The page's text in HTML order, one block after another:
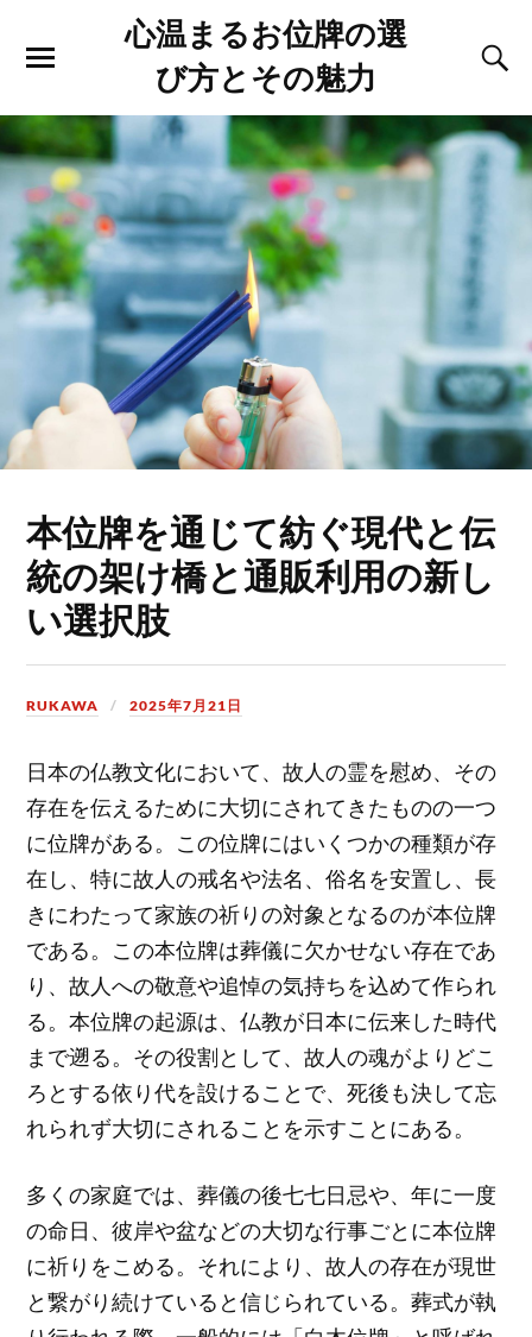
心温まるお位牌の選
び方とその魅力
本位牌を通じて紡ぐ現代と伝
統の架け橋と通販利用の新し
い選択肢
RUKAWA 2025年7月21日
日本の仏教文化において、故人の霊を慰め、その
存在を伝えるために大切にされてきたものの一つ
に位牌がある。 この位牌にはいくつかの種類が存
在し、特に故人の戒名や法名、俗名を安置し、長
きにわたって家族の祈りの対象となるのが本位牌
である。この本位牌は葬儀に欠かせない存在であ
り、故人への敬意や追悼の気持ちを込めて作られ
る。本位牌の起源は、仏教が日本に伝来した時代
まで遡る。その役割として、故人の魂がよりどこ
ろとする依り代を設けることで、死後も決して忘
れられず大切にされることを示すことにある。
多くの家庭では、葬儀の後七七日忌や、年に一度
の命日、彼岸や盆などの大切な行事ごとに本位牌
に祈りをこめる。それにより、故人の存在が現世
と繋がり続けていると信じられている。葬式が執